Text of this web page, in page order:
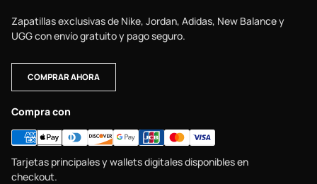
Zapatillas exclusivas de Nike, Jordan, Adidas, New Balance y
UGG con envío gratuito y pago seguro.
COMPRAR AHORA
Compra con
Tarjetas principales y wallets digitales disponibles en
checkout.